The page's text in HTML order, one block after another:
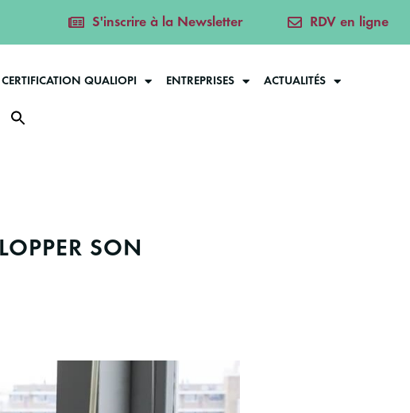
S'inscrire à la Newsletter RDV en ligne
CERTIFICATION QUALIOPI ENTREPRISES ACTUALITÉS
SON